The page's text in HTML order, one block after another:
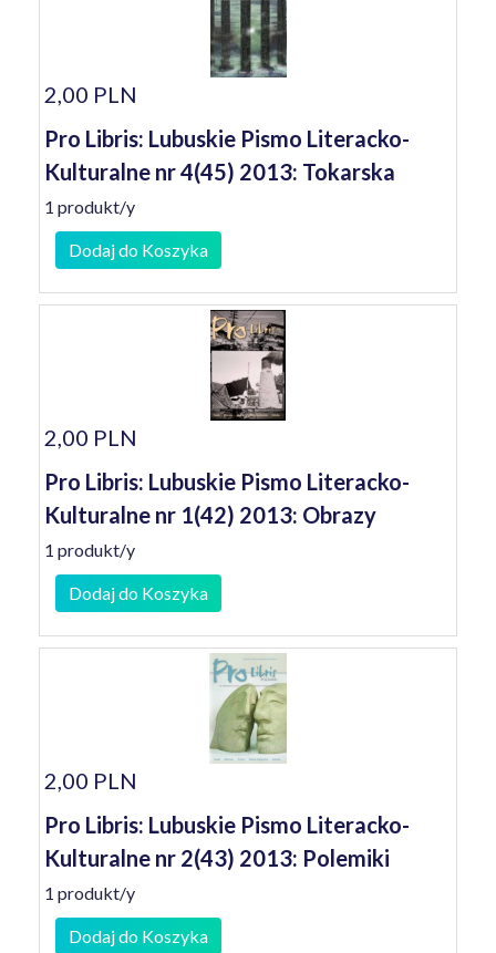
2,00 PLN
Pro Libris: Lubuskie Pismo Literacko-
Kulturalne nr 4(45) 2013: Tokarska
1 produkt/y
Dodaj do Koszyka
2,00 PLN
Pro Libris: Lubuskie Pismo Literacko-
Kulturalne nr 1(42) 2013: Obrazy
1 produkt/y
Dodaj do Koszyka
2,00 PLN
Pro Libris: Lubuskie Pismo Literacko-
Kulturalne nr 2(43) 2013: Polemiki
1 produkt/y
Dodaj do Koszyka